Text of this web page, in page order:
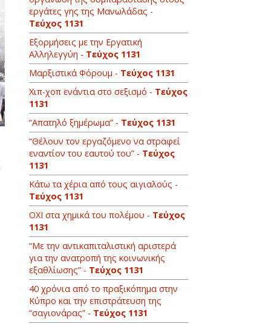
εργάτες γης της Μανωλάδας -
Τεύχος 1131
Εξορμήσεις με την Εργατική
Αλληλεγγύη - Τεύχος 1131
Μαρξιστικά Φόρουμ - Τεύχος 1131
Χιπ-χοπ ενάντια στο σεξισμό - Τεύχος
1131
“Απατηλό ξημέρωμα” - Τεύχος 1131
“Θέλουν τον εργαζόμενο να στραφεί
εναντίoν του εαυτού του” - Τεύχος
1131
Κάτω τα χέρια από τους αιγιαλούς -
Τεύχος 1131
ΟΧΙ στα χημικά του πολέμου - Τεύχος
1131
“Με την αντικαπιταλιστική αριστερά
για την ανατροπή της κοινωνικής
εξαθλίωσης” - Τεύχος 1131
40 χρόνια από το πραξικόπημα στην
Κύπρο και την επιστράτευση της
“σαγιονάρας” - Τεύχος 1131